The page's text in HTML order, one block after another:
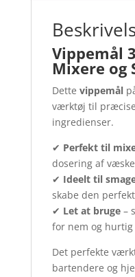
Vippemål
Mixere og
Dette vippemål
værktøj til
ingredienser.
✔ Perfekt til
dosering af
✔ Ideelt til
skabe den
✔ Let at bruge–
for nem og
Det perfekte
bartendere og